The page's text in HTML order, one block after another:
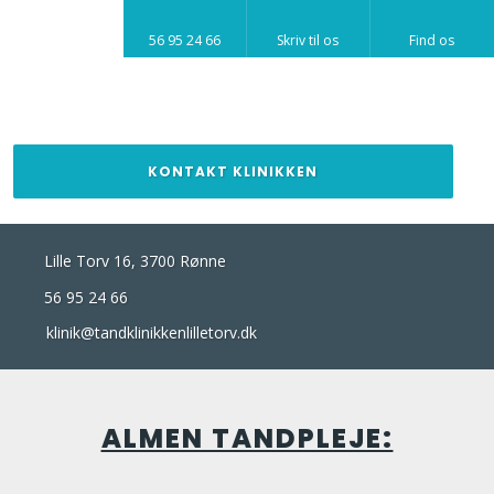
KONTAKT KLINIKKEN​
​56 95 24 66​ Skriv til os​ Find os​
Lille Torv 16, 3700 Rønne​
​56 95 24 66
klinik@tandklinikkenlilletorv.dk
ALMEN TANDPLEJE: